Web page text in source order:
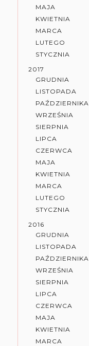
MAJA
KWIETNIA
MARCA
LUTEGO
STYCZNIA
2017
GRUDNIA
LISTOPADA
PAŹDZIERNIKA
WRZEŚNIA
SIERPNIA
LIPCA
CZERWCA
MAJA
KWIETNIA
MARCA
LUTEGO
STYCZNIA
2016
GRUDNIA
LISTOPADA
PAŹDZIERNIKA
WRZEŚNIA
SIERPNIA
LIPCA
CZERWCA
MAJA
KWIETNIA
MARCA